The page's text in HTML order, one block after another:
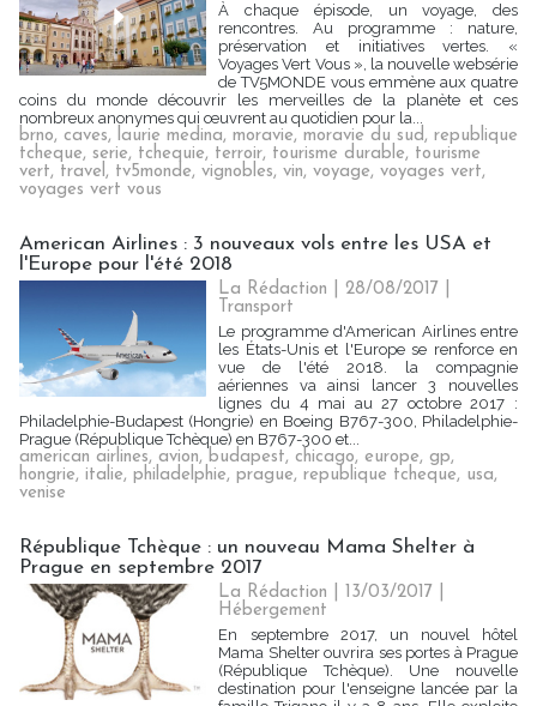
À chaque épisode, un voyage, des
rencontres. Au programme : nature,
préservation et initiatives vertes. «
Voyages Vert Vous », la nouvelle websérie
de TV5MONDE vous emmène aux quatre
coins du monde découvrir les merveilles de la planète et ces
nombreux anonymes qui œuvrent au quotidien pour la...
brno, caves, laurie medina, moravie, moravie du sud, republique
tcheque, serie, tchequie, terroir, tourisme durable, tourisme
vert, travel, tv5monde, vignobles, vin, voyage, voyages vert,
voyages vert vous
American Airlines : 3 nouveaux vols entre les USA et
l'Europe pour l'été 2018
La Rédaction | 28/08/2017
Transport
Le programme d'American Airlines entre
les États-Unis et l'Europe se renforce en
vue de l'été 2018. la compagnie
aériennes va ainsi lancer 3 nouvelles
lignes du 4 mai au 27 octobre 2017 :
Philadelphie-Budapest (Hongrie) en Boeing B767-300, Philadelphie-
Prague (République Tchèque) en B767-300 et...
american airlines, avion, budapest, chicago, europe, gp,
hongrie, italie, philadelphie, prague, republique tcheque, usa,
venise
République Tchèque : un nouveau Mama Shelter à
Prague en septembre 2017
La Rédaction | 13/03/2017
Hébergement
En septembre 2017, un nouvel hôtel
Mama Shelter ouvrira ses portes à Prague
(République Tchèque). Une nouvelle
destination pour l'enseigne lancée par la